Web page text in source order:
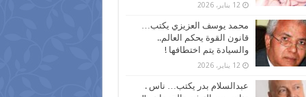
12 يناير، 2026
محمد يوسف العزيزي يكتب…
قانون القوة يحكم العالم..
والسيادة يتم اختطافها !
12 يناير، 2026
عبدالسلام بدر يكتب… ناس .